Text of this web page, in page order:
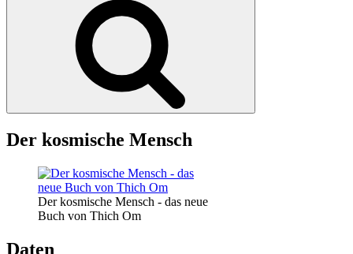
Der kosmische Mensch
Der kosmische Mensch - das neue
Buch von Thich Om
Daten